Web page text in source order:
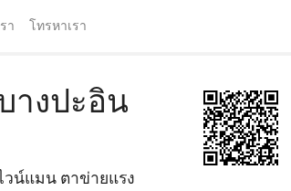
า โทรหาเรา
างปะอิน
น์แมน ตาข่ายแรง